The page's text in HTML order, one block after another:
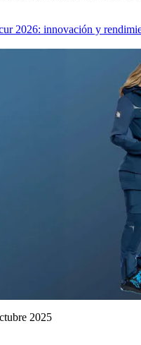
2026: innovación y
2025